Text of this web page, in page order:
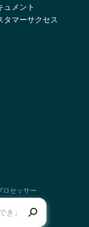
ュメント
タマーサクセス
ロセッサー